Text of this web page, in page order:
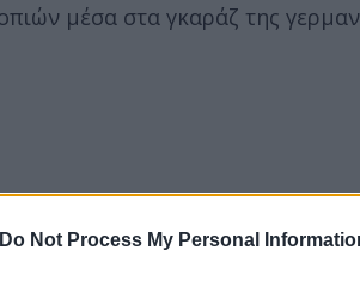
Do Not Process My Personal
μέσα στα γκαράζ της